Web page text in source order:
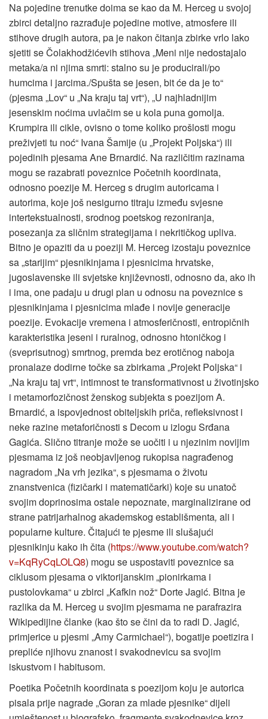
Na pojedine trenutke doima se kao da M. Herceg u svojoj
zbirci detaljno razrađuje pojedine motive, atmosfere ili
stihove drugih autora, pa je nakon čitanja zbirke vrlo lako
sjetiti se Čolakhodžićevih stihova „Meni nije nedostajalo
metaka/a ni njima smrti: stalno su je producirali/po
humcima i jarcima./Spušta se jesen, bit će da je to“
(pjesma „Lov“ u „Na kraju taj vrt“), „U najhladnijim
jesenskim noćima uvlačim se u kola puna gomolja.
Krumpira ili cikle, ovisno o tome koliko prošlosti mogu
preživjeti tu noć“ Ivana Šamije (u „Projekt Poljska“) ili
pojedinih pjesama Ane Brnardić. Na različitim razinama
mogu se razabrati poveznice Početnih koordinata,
odnosno poezije M. Herceg s drugim autoricama i
autorima, koje još nesigurno titraju između svjesne
intertekstualnosti, srodnog poetskog rezoniranja,
posezanja za sličnim strategijama i nekritičkog upliva.
Bitno je opaziti da u poeziji M. Herceg izostaju poveznice
sa „starijim“ pjesnikinjama i pjesnicima hrvatske,
jugoslavenske ili svjetske književnosti, odnosno da, ako ih
i ima, one padaju u drugi plan u odnosu na poveznice s
pjesnikinjama i pjesnicima mlađe i novije generacije
poezije. Evokacije vremena i atmosferičnosti, entropičnih
karakteristika jeseni i ruralnog, odnosno htoničkog i
(sveprisutnog) smrtnog, premda bez erotičnog naboja
pronalaze dodirne točke sa zbirkama „Projekt Poljska“ i
„Na kraju taj vrt“, intimnost te transformativnost u životinjsko
i metamorfozičnost ženskog subjekta s poezijom A.
Brnardić, a ispovjednost obiteljskih priča, refleksivnost i
neke razine metaforičnosti s Decom u izlogu Srđana
Gagića. Slično titranje može se uočiti i u njezinim novijim
pjesmama iz još neobjavljenog rukopisa nagrađenog
nagradom „Na vrh jezika“, s pjesmama o životu
znanstvenica (fizičarki i matematičarki) koje su unatoč
svojim doprinosima ostale nepoznate, marginalizirane od
strane patrijarhalnog akademskog establišmenta, ali i
popularne kulture. Čitajući te pjesme ili slušajući
pjesnikinju kako ih čita (https://www.youtube.com/watch?
v=KqRyCqLOLQ8) mogu se uspostaviti poveznice sa
ciklusom pjesama o viktorijanskim „pionirkama i
pustolovkama“ u zbirci „Kafkin nož“ Dorte Jagić. Bitna je
razlika da M. Herceg u svojim pjesmama ne parafrazira
Wikipedijine članke (kao što se čini da to radi D. Jagić,
primjerice u pjesmi „Amy Carmichael“), bogatije poetizira i
prepliće njihovu znanost i svakodnevicu sa svojim
iskustvom i habitusom.
Poetika Početnih koordinata s poezijom koju je autorica
pisala prije nagrade „Goran za mlade pjesnike“ dijeli